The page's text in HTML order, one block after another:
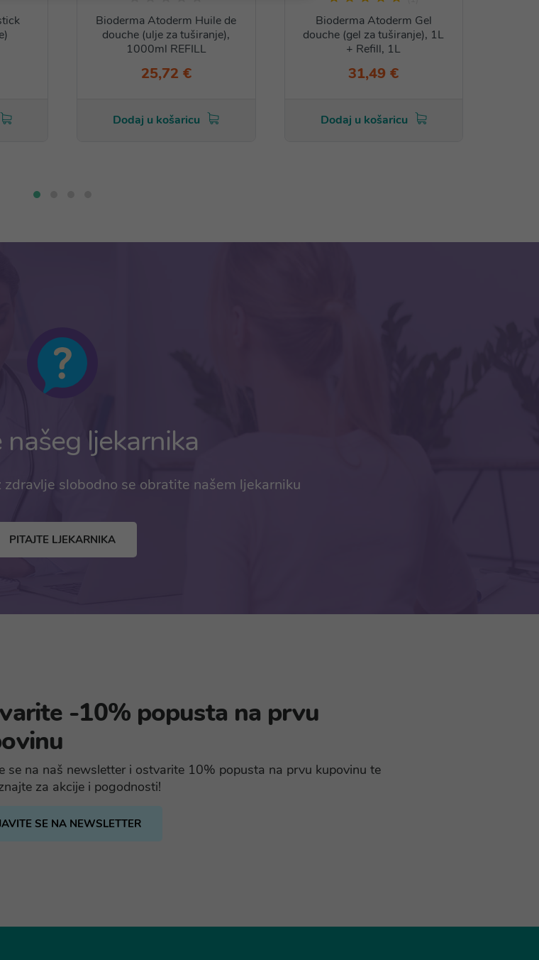
Bioderma Atoderm Huile de
douche (ulje za tuširanje),
1000ml REFILL
25,72 €
Dodaj u košaricu
Bioderma Atoderm Gel
douche (gel za tuširanje), 1L
+ Refill, 1L
31,49 €
Dodaj u košaricu
ljekarnika
slobodno se obratite našem ljekarniku
PITAJTE LJEKARNIKA
-10% popusta na prvu
se na naš newsletter i ostvarite 10% popusta na prvu kupovinu te
za akcije i pogodnosti!
SE NA NEWSLETTER